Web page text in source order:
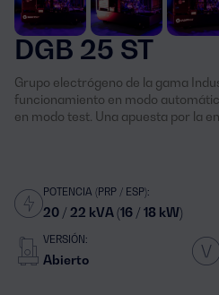
DGB 25 ST
Grupo electrógeno de la gama
funcionamiento en modo
en modo test. Una apuesta por la
POTENCIA (PRP / ESP):
20 / 22 kVA (16 / 18 kW)
VERSIÓN:
Abierto